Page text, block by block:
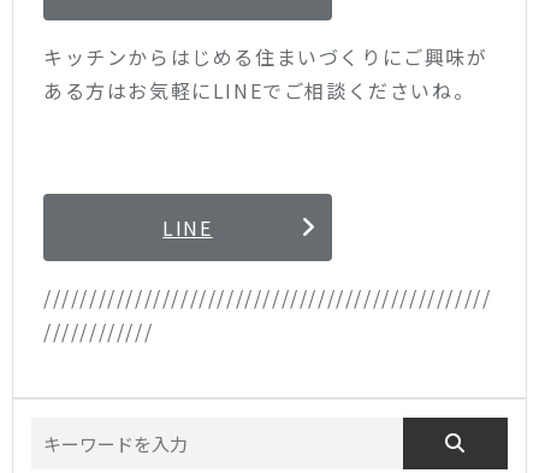
キッチンからはじめる住まいづくりにご興味が
ある方はお気軽にLINEでご相談くださいね。
LINE
/////////////////////////////////////////////////
////////////